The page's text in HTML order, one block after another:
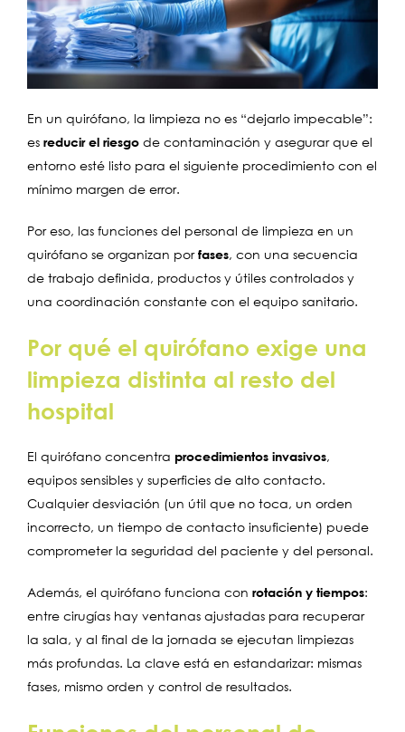
En un quirófano, la limpieza no es “dejarlo impecable”:
es reducir el riesgo de contaminación y asegurar que el
entorno esté listo para el siguiente procedimiento con el
mínimo margen de error.
Por eso, las funciones del personal de limpieza en un
quirófano se organizan porfases, con una secuencia
de trabajo definida, productos y útiles controlados y
una coordinación constante con el equipo sanitario.
Por qué el quirófano exige una
limpieza distinta al resto del
hospital
El quirófano concentra procedimientos invasivos,
equipos sensibles y superficies de alto contacto.
Cualquier desviación (un útil que no toca, un orden
incorrecto, un tiempo de contacto insuficiente) puede
comprometer la seguridad del paciente y del personal.
Además, el quirófano funciona con rotación y tiempos:
entre cirugías hay ventanas ajustadas para recuperar
la sala, y al final de la jornada se ejecutan limpiezas
más profundas. La clave está en estandarizar: mismas
fases, mismo orden y control de resultados.